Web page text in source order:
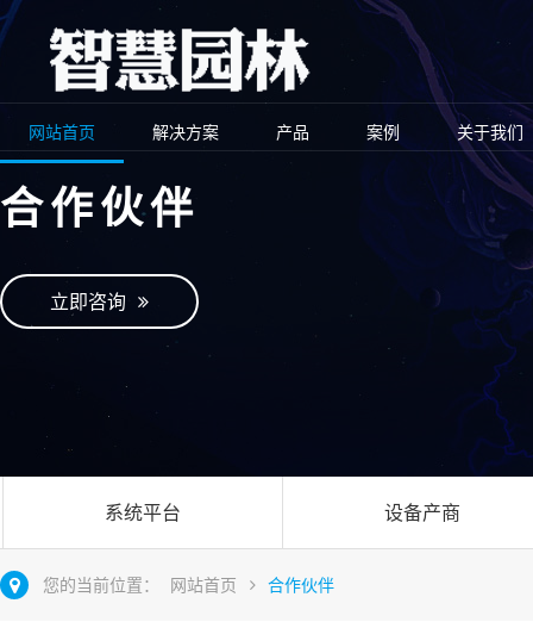
网站首页 解决方案 产品 案例 关于我们
合作伙伴
立即咨询
系统平台 设备产商
您的当前位置： 网站首页 合作伙伴